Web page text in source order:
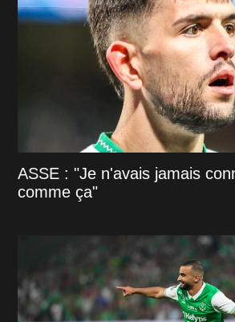
ASSE : "Je n'avais jamais
comme ça"